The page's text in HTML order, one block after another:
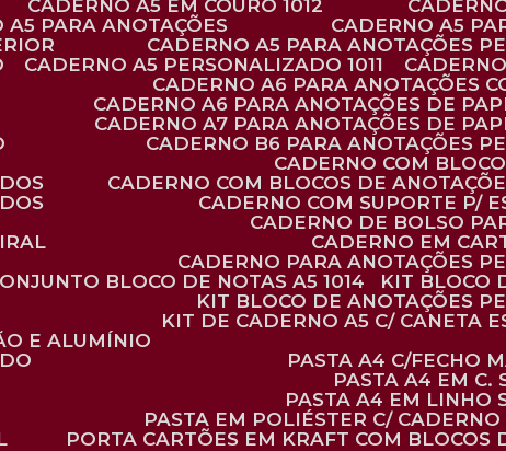
CADERNO A5 EM COURO 1012
A5 PARA ANOTAÇÕES
CADERNO A5
CADERNO A5 PARA ANOTAÇÕES
CADERNO A5 PERSONALIZADO 1011
CADERNO A6 PARA ANOTAÇÕES
CADERNO A6 PARA ANOTAÇÕES DE
CADERNO A7 PARA ANOTAÇÕES DE
CADERNO B6 PARA ANOTAÇÕES
CADERNO COM
CADERNO COM BLOCOS DE
CADERNO COM SUPORTE P/
CADERNO DE BOLSO
CADERNO EM
CADERNO PARA ANOTAÇÕES
BLOCO DE NOTAS A5 1014
KIT BLOCO
KIT BLOCO DE ANOTAÇÕES
KIT DE CADERNO A5 C/ CANETA
E ALUMÍNIO
PASTA A4 C/FECHO
PASTA A4 EM C.
PASTA A4 EM LINHO
PASTA EM POLIÉSTER C/
PORTA CARTÕES EM KRAFT COM BLOCOS